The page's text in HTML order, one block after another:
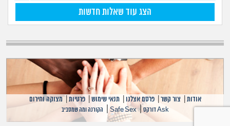
הצג עוד שאלות חדשות
אודות צור קשר |פרסם אצלנו |תנאי שימוש |פרטיות |מצוקה וחירום
Ask דורקס |
Safe Sex
| הקורנה ומה שמסביב